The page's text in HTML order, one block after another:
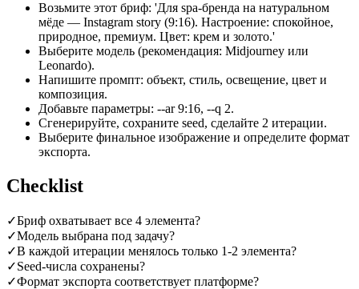
Возьмите этот бриф: 'Для spa-бренда на натуральном
мёде — Instagram story (9:16). Настроение: спокойное,
природное, премиум. Цвет: крем и золото.'
Выберите модель (рекомендация: Midjourney или
Leonardo).
Напишите промпт: объект, стиль, освещение, цвет и
композиция.
Добавьте параметры: --ar 9:16, --q 2.
Сгенерируйте, сохраните seed, сделайте 2 итерации.
Выберите финальное изображение и определите формат
экспорта.
Checklist
✓Бриф охватывает все 4 элемента?
✓Модель выбрана под задачу?
✓В каждой итерации менялось только 1-2 элемента?
✓Seed-числа сохранены?
✓Формат экспорта соответствует платформе?